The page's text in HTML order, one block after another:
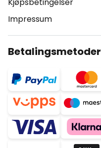
Impressum
Betalingsmetoder